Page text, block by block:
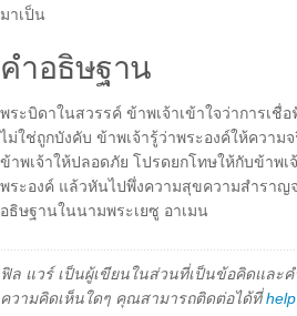
มาเป็น
คำอธิษฐาน
พระบิดาในสวรรค์ ข้าพเจ้าเข้าใจว่าการเชื่
ไม่ใช่ถูกบังคับ ข้าพเจ้ารู้ว่าพระองค์ให้ความ
ข้าพเจ้าให้ปลอดภัย โปรดยกโทษให้กับข้าพเ
พระองค์ แล้วหันไปพึ่งความสุขความสำราญ
อธิษฐานในนามพระเยซู อาเมน
ฟิล แวร์ เป็นผู้เขียนในส่วนที่เป็นข้อคิดและ
ความคิดเห็นใดๆ คุณสามารถติดต่อได้ที่